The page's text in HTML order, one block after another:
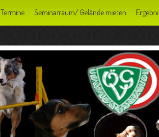
Termine Seminarraum/ Gelände mieten